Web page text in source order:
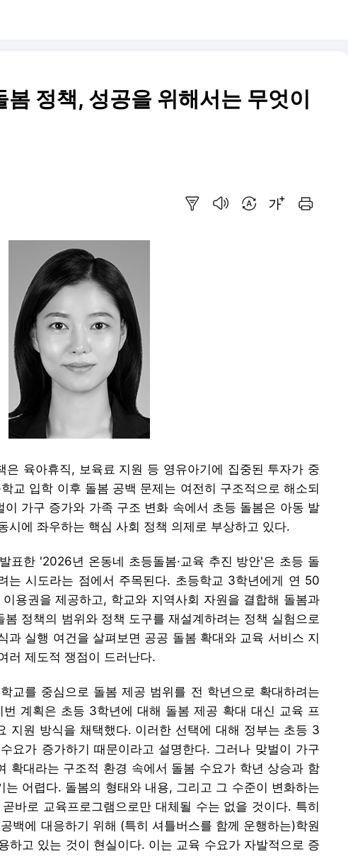
정책, 성공을 위해서는 무엇이
은 육아휴직, 보육료 지원 등 영유아기에 집중된 투자가 중
교 입학 이후 돌봄 공백 문제는 여전히 구조적으로 해소되
가구 증가와 가족 구조 변화 속에서 초등 돌봄은 아동 발
시에 좌우하는 핵심 사회 정책 의제로 부상하고 있다.
표한 '2026년 온동네 초등돌봄·교육 추진 방안'은 초등 돌
는 시도라는 점에서 주목된다. 초등학교 3학년에게 연 50
용권을 제공하고, 학교와 지역사회 자원을 결합해 돌봄과
정책의 범위와 정책 도구를 재설계하려는 정책 실험으로
과 실행 여건을 살펴보면 공공 돌봄 확대와 교육 서비스 지
러 제도적 쟁점이 드러난다.
교를 중심으로 돌봄 제공 범위를 전 학년으로 확대하려는
계획은 초등 3학년에 대해 돌봄 제공 확대 대신 교육 프
지원 방식을 채택했다. 이러한 선택에 대해 정부는 초등 3
요가 증가하기 때문이라고 설명한다. 그러나 맞벌이 가구
확대라는 구조적 환경 속에서 돌봄 수요가 학년 상승과 함
는 어렵다. 돌봄의 형태와 내용, 그리고 그 수준이 변화하는
바로 교육프로그램으로만 대체될 수는 없을 것이다. 특히
백에 대응하기 위해 (특히 셔틀버스를 함께 운행하는)학원
하고 있는 것이 현실이다. 이는 교육 수요가 자발적으로 증